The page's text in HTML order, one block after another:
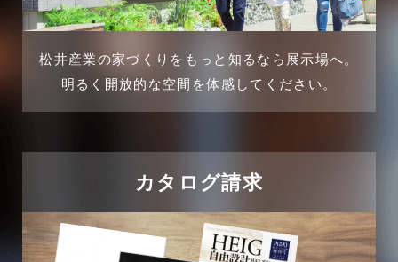
介護施設経営活用事例
企業誘致事例
住宅に関するよくある質問
商品情報
2024年12月
2024年11月
2024年9月
2024年7月
松井産業の家づくりをもっと知るなら展示場へ。
明るく開放的な空間を体感してください。
カタログ請求